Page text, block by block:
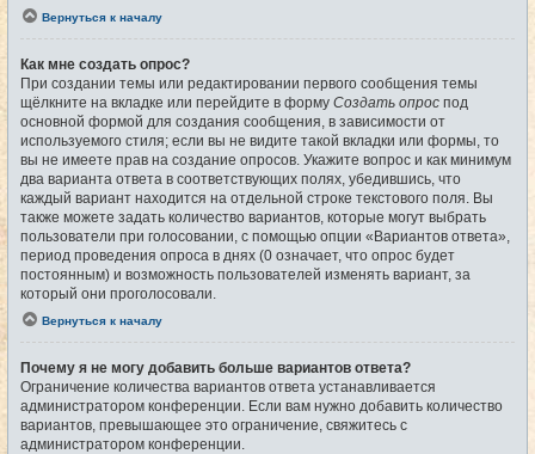
Вернуться к началу
Как мне создать опрос?
При создании темы или редактировании первого сообщения темы
щёлкните на вкладке или перейдите в форму Создать опрос под
основной формой для создания сообщения, в зависимости от
используемого стиля; если вы не видите такой вкладки или формы, то
вы не имеете прав на создание опросов. Укажите вопрос и как минимум
два варианта ответа в соответствующих полях, убедившись, что
каждый вариант находится на отдельной строке текстового поля. Вы
также можете задать количество вариантов, которые могут выбрать
пользователи при голосовании, с помощью опции «Вариантов ответа»,
период проведения опроса в днях (0 означает, что опрос будет
постоянным) и возможность пользователей изменять вариант, за
который они проголосовали.
Вернуться к началу
Почему я не могу добавить больше вариантов ответа?
Ограничение количества вариантов ответа устанавливается
администратором конференции. Если вам нужно добавить количество
вариантов, превышающее это ограничение, свяжитесь с
администратором конференции.